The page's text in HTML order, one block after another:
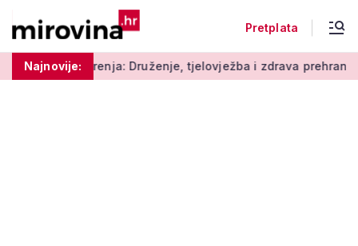
Pretplata
Najnovije:
Druženje, tjelovježba i zdrava prehrana za umirovljenike